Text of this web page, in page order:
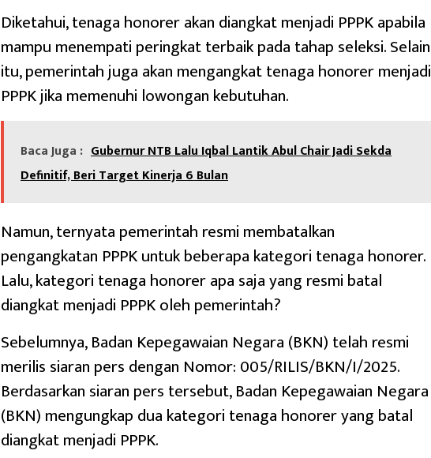
Diketahui, tenaga honorer akan diangkat menjadi PPPK apabila
mampu menempati peringkat terbaik pada tahap seleksi. Selain
itu, pemerintah juga akan mengangkat tenaga honorer menjadi
PPPK jika memenuhi lowongan kebutuhan.
Baca Juga : Gubernur NTB Lalu Iqbal Lantik Abul Chair Jadi Sekda
Definitif, Beri Target Kinerja 6 Bulan
Namun, ternyata pemerintah resmi membatalkan
pengangkatan PPPK untuk beberapa kategori tenaga honorer.
Lalu, kategori tenaga honorer apa saja yang resmi batal
diangkat menjadi PPPK oleh pemerintah?
Sebelumnya, Badan Kepegawaian Negara (BKN) telah resmi
merilis siaran pers dengan Nomor: 005/RILIS/BKN/I/2025.
Berdasarkan siaran pers tersebut, Badan Kepegawaian Negara
(BKN) mengungkap dua kategori tenaga honorer yang batal
diangkat menjadi PPPK.